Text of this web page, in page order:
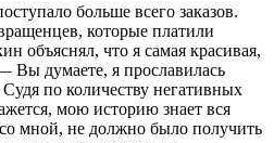
больше всего заказов.
которые платили
объяснял, что я самая красивая,
Вы думаете, я прославилась
по количеству негативных
мою историю знает вся
мной, не должно было получить